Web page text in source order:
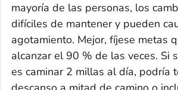
mayoría de las personas, los
difíciles de mantener y pueden
agotamiento. Mejor, fíjese metas
alcanzar el 90 % de las veces. Si
es caminar 2 millas al día, podría